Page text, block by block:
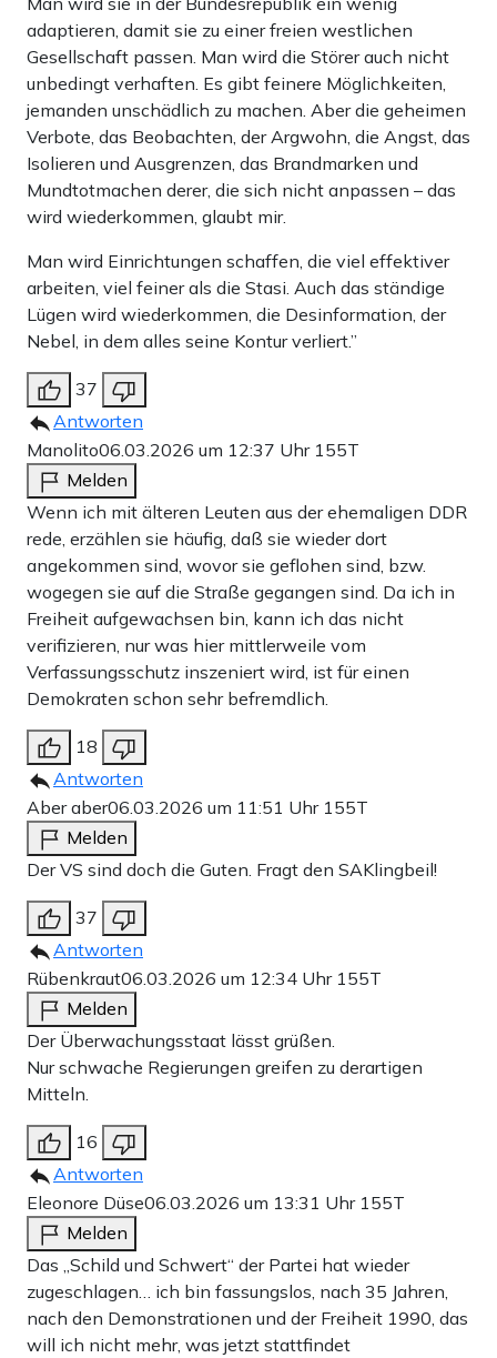
adaptieren, damit sie zu einer freien westlichen
Gesellschaft passen. Man wird die Störer auch nicht
unbedingt verhaften. Es gibt feinere Möglichkeiten,
jemanden unschädlich zu machen. Aber die geheimen
Verbote, das Beobachten, der Argwohn, die Angst, das
Isolieren und Ausgrenzen, das Brandmarken und
Mundtotmachen derer, die sich nicht anpassen – das
wird wiederkommen, glaubt mir.
Man wird Einrichtungen schaffen, die viel effektiver
arbeiten, viel feiner als die Stasi. Auch das ständige
Lügen wird wiederkommen, die Desinformation, der
Nebel, in dem alles seine Kontur verliert.”
37
Antworten
Manolito06.03.2026 um 12:37 Uhr 155T
Melden
Wenn ich mit älteren Leuten aus der ehemaligen DDR
rede, erzählen sie häufig, daß sie wieder dort
angekommen sind, wovor sie geflohen sind, bzw.
wogegen sie auf die Straße gegangen sind. Da ich in
Freiheit aufgewachsen bin, kann ich das nicht
verifizieren, nur was hier mittlerweile vom
Verfassungsschutz inszeniert wird, ist für einen
Demokraten schon sehr befremdlich.
18
Antworten
Aber aber06.03.2026 um 11:51 Uhr 155T
Melden
Der VS sind doch die Guten. Fragt den SAKlingbeil!
37
Antworten
Rübenkraut06.03.2026 um 12:34 Uhr 155T
Melden
Der Überwachungsstaat lässt grüßen.
Nur schwache Regierungen greifen zu derartigen
Mitteln.
16
Antworten
Eleonore Düse06.03.2026 um 13:31 Uhr 155T
Melden
Das „Schild und Schwert“ der Partei hat wieder
zugeschlagen… ich bin fassungslos, nach 35 Jahren,
nach den Demonstrationen und der Freiheit 1990, das
will ich nicht mehr, was jetzt stattfindet